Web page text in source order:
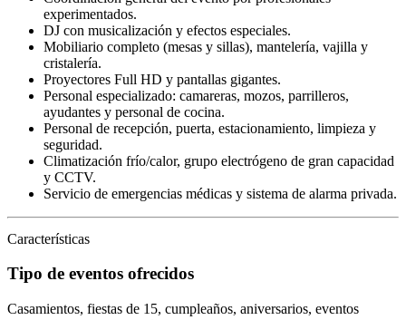
experimentados.
DJ con musicalización y efectos especiales.
Mobiliario completo (mesas y sillas), mantelería, vajilla y
cristalería.
Proyectores Full HD y pantallas gigantes.
Personal especializado: camareras, mozos, parrilleros,
ayudantes y personal de cocina.
Personal de recepción, puerta, estacionamiento, limpieza y
seguridad.
Climatización frío/calor, grupo electrógeno de gran capacidad
y CCTV.
Servicio de emergencias médicas y sistema de alarma privada.
Características
Tipo de eventos ofrecidos
Casamientos, fiestas de 15, cumpleaños, aniversarios, eventos